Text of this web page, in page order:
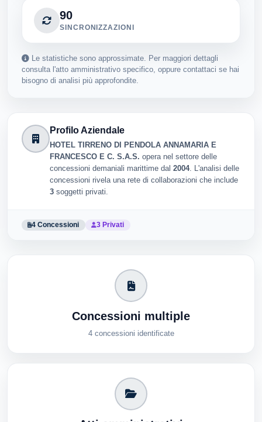
90
SINCRONIZZAZIONI
Le statistiche sono approssimate. Per maggiori dettagli
consulta l'atto amministrativo specifico, oppure contattaci se hai
bisogno di analisi più approfondite.
Profilo Aziendale
HOTEL TIRRENO DI PENDOLA ANNAMARIA E
FRANCESCO E C. S.A.S. opera nel settore delle
concessioni demaniali marittime dal 2004. L'analisi delle
concessioni rivela una rete di collaborazioni che include
3 soggetti privati.
4 Concessioni 3 Privati
Concessioni multiple
4 concessioni identificate